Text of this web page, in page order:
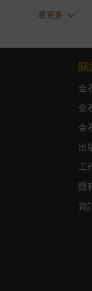
關
金
金
金
出
工
隱
資